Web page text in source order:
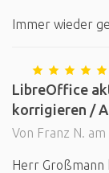
Immer wieder
LibreOffice
korrigieren /
Von Franz N.
Herr Großmann